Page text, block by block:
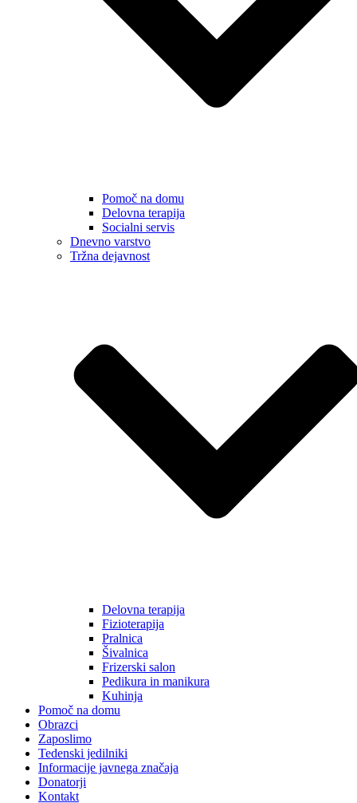
Pomoč na domu
Delovna terapija
Socialni servis
Dnevno varstvo
Tržna dejavnost
Delovna terapija
Fizioterapija
Pralnica
Šivalnica
Frizerski salon
Pedikura in manikura
Kuhinja
Pomoč na domu
Obrazci
Zaposlimo
Tedenski jedilniki
Informacije javnega značaja
Donatorji
Kontakt